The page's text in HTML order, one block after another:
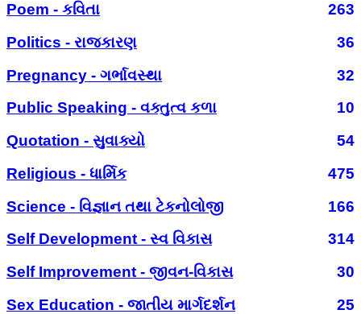
Poem - કવિતા
263
Politics - રાજકારણ
36
Pregnancy - ગર્ભાવસ્થા
32
Public Speaking - વક્તુત્વ કળા
10
Quotation - સુવાક્યો
54
Religious - ધાર્મિક
475
Science - વિજ્ઞાન તથા ટેકનોલોજી
166
Self Development - સ્વ વિકાસ
314
Self Improvement - જીવન-વિકાસ
30
Sex Education - જાતીય માર્ગદર્શન
25